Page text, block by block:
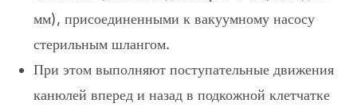
мм), присоединенными к вакуумному насосу
стерильным шлангом.
При этом выполняют поступательные движения
канюлей вперед и назад в подкожной клетчатке